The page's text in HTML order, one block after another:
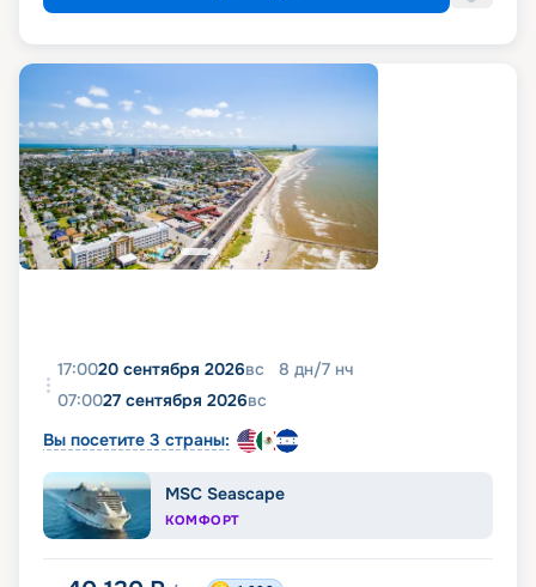
17:0020 сентября 2026вс 8 дн/7 нч
07:0027 сентября 2026вс
Вы посетите 3 страны:
MSC Seascape
КОМФОРТ